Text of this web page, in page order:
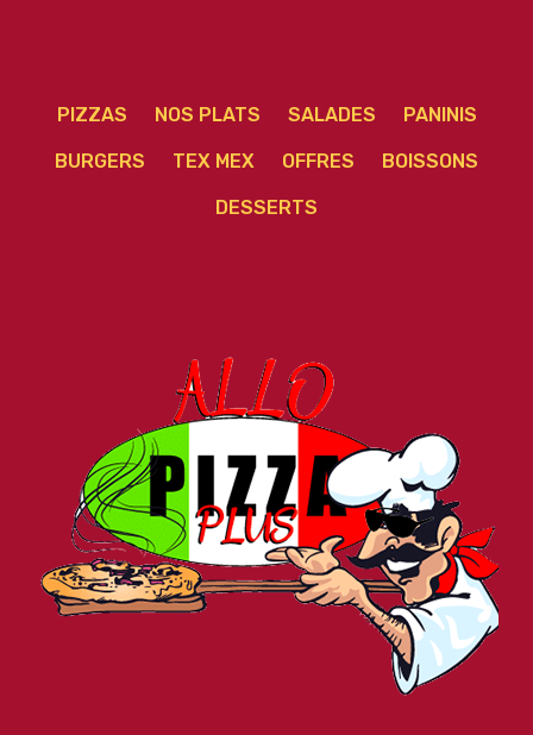
PIZZAS NOS PLATS SALADES PANINIS
BURGERS TEX MEX OFFRES BOISSONS
DESSERTS